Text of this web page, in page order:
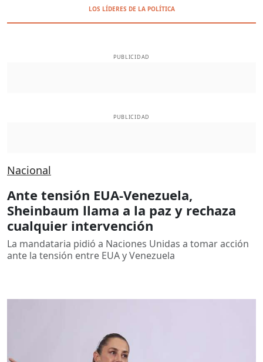
LOS LÍDERES DE LA POLÍTICA
PUBLICIDAD
PUBLICIDAD
Nacional
Ante tensión EUA-Venezuela,
Sheinbaum llama a la paz y rechaza
cualquier intervención
La mandataria pidió a Naciones Unidas a tomar acción
ante la tensión entre EUA y Venezuela